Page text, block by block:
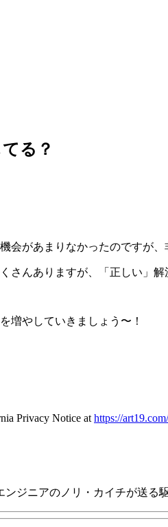
る？
会があまりなかったのですが、
さんありますが、「正しい」解
増やしていきましょう〜！
Privacy Notice at https://
ジニアのノリ・カイチが送